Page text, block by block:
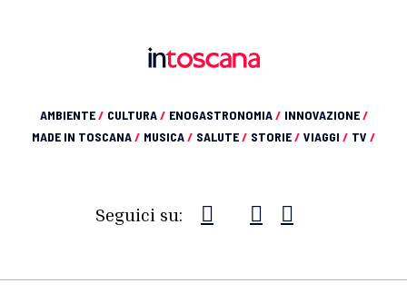
AMBIENTE/ CULTURA/ ENOGASTRONOMIA/ INNOVAZIONE/
MADE IN TOSCANA/ MUSICA/ SALUTE/ STORIE/ VIAGGI / TV /
Seguici su: